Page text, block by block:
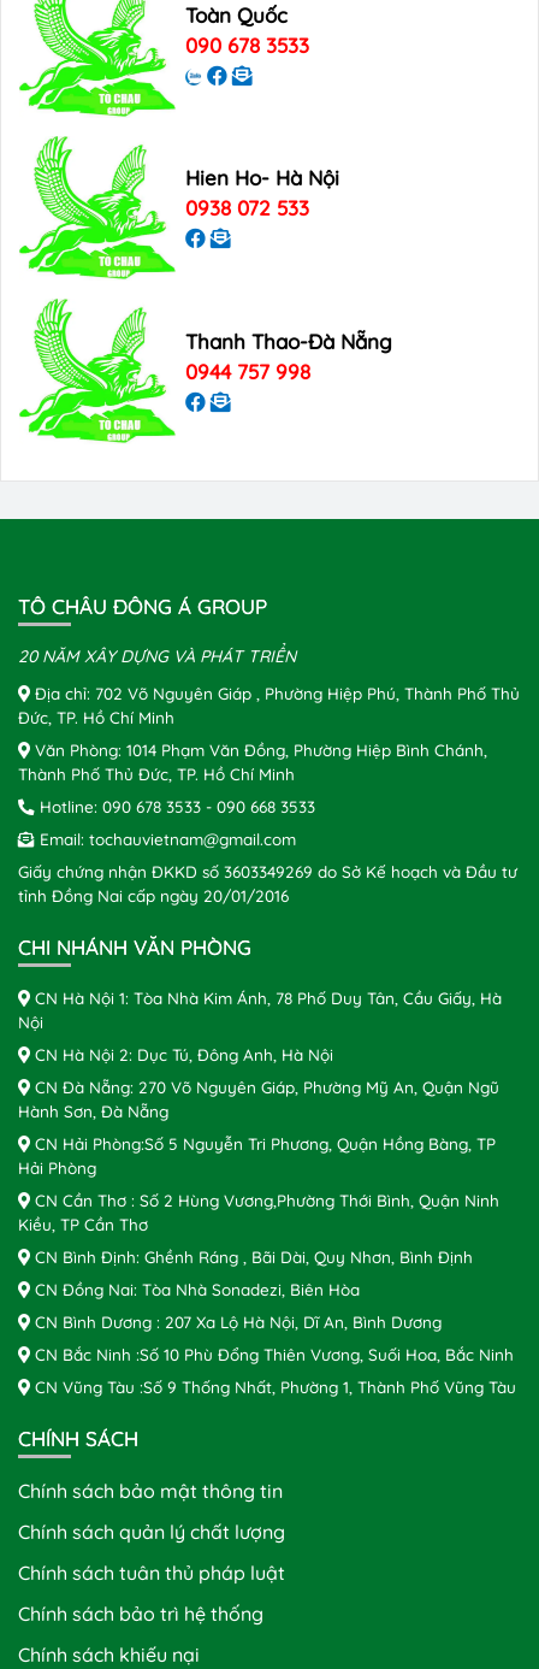
Toàn Quốc
090 678 3533
Hien Ho- Hà Nội
0938 072 533
Thanh Thao-Đà Nẵng
0944 757 998
TÔ CHÂU ĐÔNG Á GROUP
20 NĂM XÂY DỰNG VÀ PHÁT TRIỂN
Địa chỉ: 702 Võ Nguyên Giáp , Phường Hiệp Phú, Thành Phố Thủ
Đức, TP. Hồ Chí Minh
Văn Phòng: 1014 Phạm Văn Đồng, Phường Hiệp Bình Chánh,
Thành Phố Thủ Đức, TP. Hồ Chí Minh
Hotline: 090 678 3533 - 090 668 3533
Email: tochauvietnam@gmail.com
Giấy chứng nhận ĐKKD số 3603349269 do Sở Kế hoạch và Đầu tư
tỉnh Đồng Nai cấp ngày 20/01/2016
CHI NHÁNH VĂN PHÒNG
CN Hà Nội 1: Tòa Nhà Kim Ánh, 78 Phố Duy Tân, Cầu Giấy, Hà
Nội
CN Hà Nội 2: Dục Tú, Đông Anh, Hà Nội
CN Đà Nẵng: 270 Võ Nguyên Giáp, Phường Mỹ An, Quận Ngũ
Hành Sơn, Đà Nẵng
CN Hải Phòng:Số 5 Nguyễn Tri Phương, Quận Hồng Bàng, TP
Hải Phòng
CN Cần Thơ : Số 2 Hùng Vương,Phường Thới Bình, Quận Ninh
Kiều, TP Cần Thơ
CN Bình Định: Ghềnh Ráng , Bãi Dài, Quy Nhơn, Bình Định
CN Đồng Nai: Tòa Nhà Sonadezi, Biên Hòa
CN Bình Dương : 207 Xa Lộ Hà Nội, Dĩ An, Bình Dương
CN Bắc Ninh :Số 10 Phù Đổng Thiên Vương, Suối Hoa, Bắc Ninh
CN Vũng Tàu :Số 9 Thống Nhất, Phường 1, Thành Phố Vũng Tàu
CHÍNH SÁCH
Chính sách bảo mật thông tin
Chính sách quản lý chất lượng
Chính sách tuân thủ pháp luật
Chính sách bảo trì hệ thống
Chính sách khiếu nại